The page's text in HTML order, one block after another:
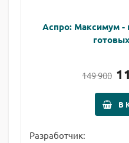
Аспро: Максимум -
149 900
В
Разработчик: